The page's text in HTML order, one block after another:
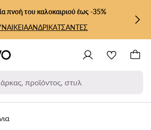
ΠΕΡΙΕΧΌΜΕΝΟ
ΑΝΑΖΉΤΗΣΗ
πνοή του καλοκαιριού έως -35%
ΑΝΔΡΙΚΑΤΣΑΝΤΕΣ
προϊόντος, στυλ